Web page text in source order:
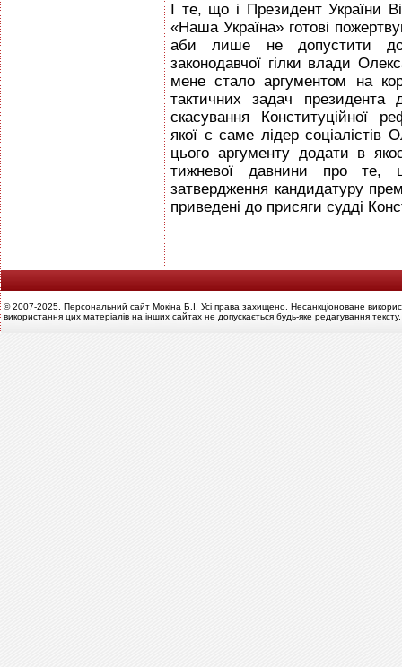
І те, що і Президент України
«Наша Україна» готові
аби лише не допустити до
законодавчої гілки влади
мене стало аргументом на
тактичних задач
скасування Конституційної
якої є саме лідер
цього аргументу додати в
тижневої давнини про те,
затвердження кандидатуру
приведені до присяги судді
© 2007-2025. Персональний сайт Мокіна Б.І. Усі права захищено. Несанкціоноване
використання цих матеріалів на інших сайтах не допускається будь-яке редагування